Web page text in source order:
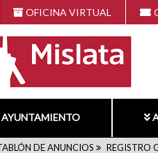
OFICINA VIRTUAL
AYUNTAMIENTO
DE ANUNCIOS REGISTRO